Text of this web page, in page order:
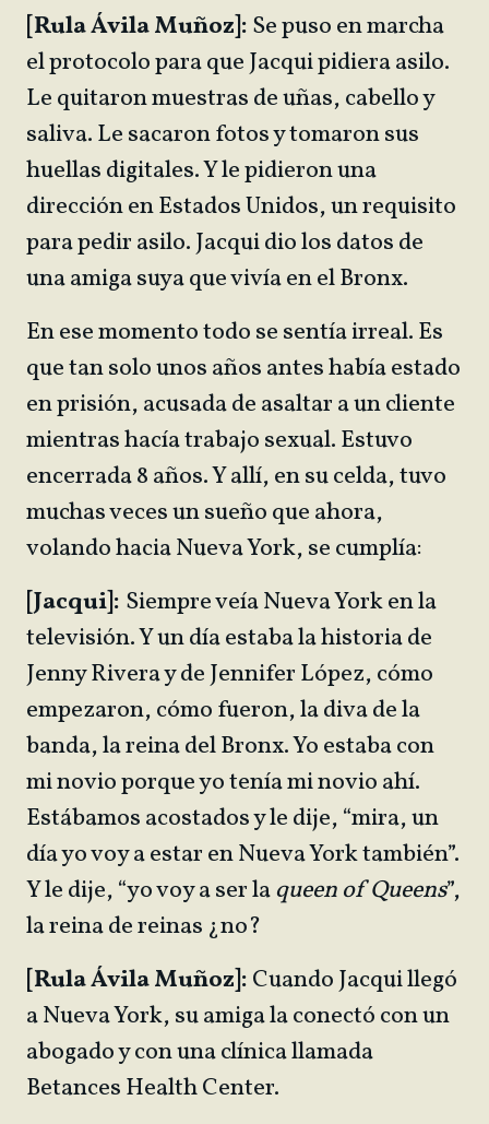
[Rula Ávila Muñoz]:Se puso en marcha
el protocolo para que Jacqui pidiera asilo.
Le quitaron muestras de uñas, cabello y
saliva. Le sacaron fotos y tomaron sus
huellas digitales. Y le pidieron una
dirección en Estados Unidos, un requisito
para pedir asilo. Jacqui dio los datos de
una amiga suya que vivía en el Bronx.
En ese momento todo se sentía irreal. Es
que tan solo unos años antes había estado
en prisión, acusada de asaltar a un cliente
mientras hacía trabajo sexual. Estuvo
encerrada 8 años. Y allí, en su celda, tuvo
muchas veces un sueño que ahora,
volando hacia Nueva York, se cumplía:
[Jacqui]: Siempre veía Nueva York en la
televisión. Y un día estaba la historia de
Jenny Rivera y de Jennifer López, cómo
empezaron, cómo fueron, la diva de la
banda, la reina del Bronx. Yo estaba con
mi novio porque yo tenía mi novio ahí.
Estábamos acostados y le dije, “mira, un
día yo voy a estar en Nueva York también”.
Y le dije, “yo voy a ser laqueen of Queens”,
la reina de reinas ¿no?
[Rula Ávila Muñoz]:Cuando Jacqui llegó
a Nueva York, su amiga la conectó con un
abogado y con una clínica llamada
Betances Health Center.